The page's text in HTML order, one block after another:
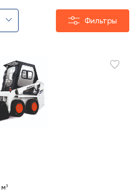
Фильтры
м³